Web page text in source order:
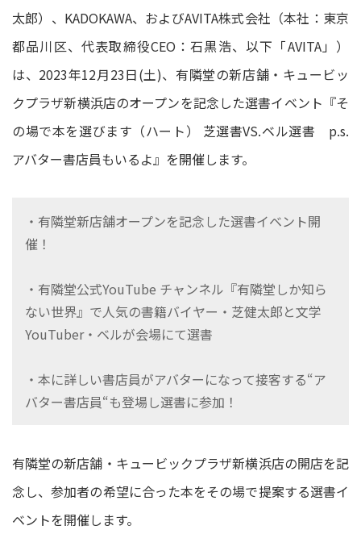
太郎）、KADOKAWA、およびAVITA株式会社（本社：東京
都品川区、代表取締役CEO：石黒浩、以下「AVITA」）
は、2023年12月23日(土)、有隣堂の新店舗・キュービッ
クプラザ新横浜店のオープンを記念した選書イベント『そ
の場で本を選びます（ハート） 芝選書VS.ベル選書 p.s.
アバター書店員もいるよ』を開催します。
・有隣堂新店舗オープンを記念した選書イベント開
催！
・有隣堂公式YouTube チャンネル『有隣堂しか知ら
ない世界』で人気の書籍バイヤー・芝健太郎と文学
YouTuber・ベルが会場にて選書
・本に詳しい書店員がアバターになって接客する“ア
バター書店員“も登場し選書に参加！
有隣堂の新店舗・キュービックプラザ新横浜店の開店を記
念し、参加者の希望に合った本をその場で提案する選書イ
ベントを開催します。